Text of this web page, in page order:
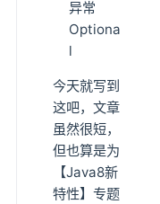
异常
Optiona
l
今天就写到
这吧，文章
虽然很短，
但也算是为
【Java8新
特性】专题